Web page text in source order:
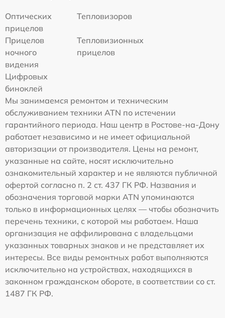
Оптических
прицелов
Тепловизоров
Прицелов
ночного
видения
Тепловизионных
прицелов
Цифровых
биноклей
Мы занимаемся ремонтом и техническим
обслуживанием техники ATN по истечении
гарантийного периода. Наш центр в Ростове-на-Дону
работает независимо и не имеет официальной
авторизации от производителя. Цены на ремонт,
указанные на сайте, носят исключительно
ознакомительный характер и не являются публичной
офертой согласно п. 2 ст. 437 ГК РФ. Названия и
обозначения торговой марки ATN упоминаются
только в информационных целях — чтобы обозначить
перечень техники, с которой мы работаем. Наша
организация не аффилирована с владельцами
указанных товарных знаков и не представляет их
интересы. Все виды ремонтных работ выполняются
исключительно на устройствах, находящихся в
законном гражданском обороте, в соответствии со ст.
1487 ГК РФ.